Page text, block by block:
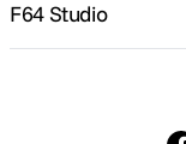
F64 Studio